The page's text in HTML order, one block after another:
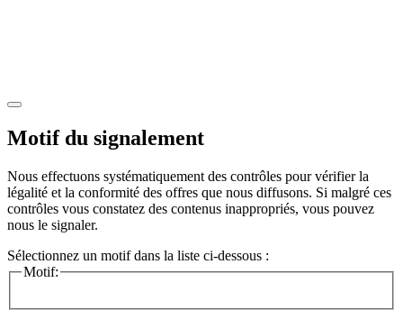
Motif du signalement
Nous effectuons systématiquement des contrôles pour vérifier la
légalité et la conformité des offres que nous diffusons. Si malgré ces
contrôles vous constatez des contenus inappropriés, vous pouvez
nous le signaler.
Sélectionnez un motif dans la liste ci-dessous :
Motif: